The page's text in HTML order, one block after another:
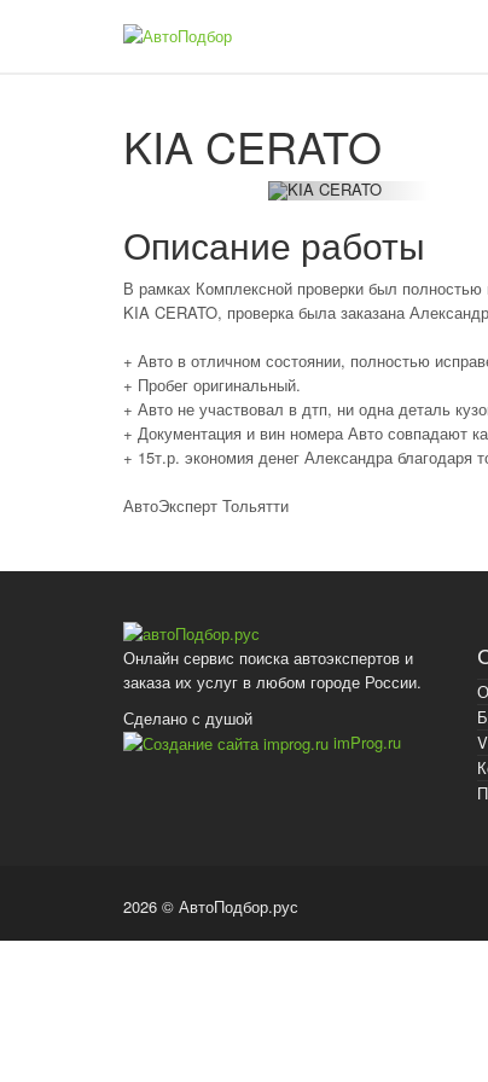
KIA CERATO
Описание работы
В рамках Комплексной проверки был полностью
KIA CERATO, проверка была заказана
+ Авто в отличном состоянии, полностью
+ Пробег оригинальный.
+ Авто не участвовал в дтп, ни одна деталь
+ Документация и вин номера Авто совпадают
+ 15т.р. экономия денег Александра благодаря
АвтоЭксперт Тольятти
Онлайн сервис поиска автоэкспертов и
заказа их услуг в любом городе России.
Сделано с душой
imProg.ru
2026 © АвтоПодбор.рус